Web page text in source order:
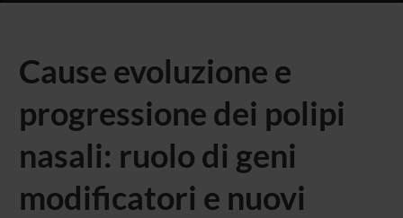
Cause evoluzione e
progressione dei polipi
nasali: ruolo di geni
modificatori e nuovi